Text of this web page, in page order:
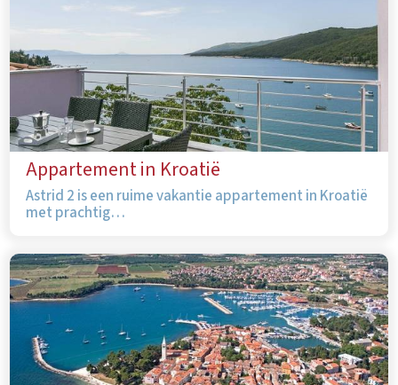
Appartement in Kroatië
Astrid 2 is een ruime vakantie appartement in Kroatië
met prachtig…